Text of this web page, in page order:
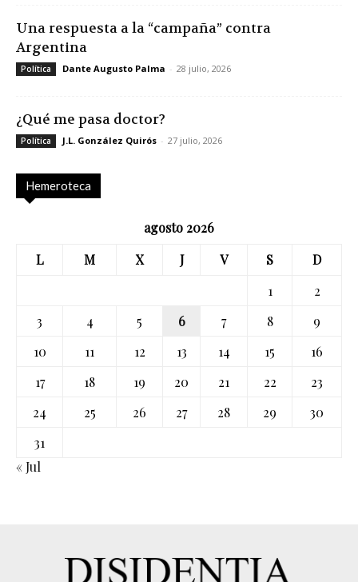
Una respuesta a la “campaña” contra
Argentina
Política Dante Augusto Palma - 28 julio, 2026
¿Qué me pasa doctor?
Política J.L. González Quirós - 27 julio, 2026
Hemeroteca
agosto 2026
L
M X J V S
D
1
2
3
4 5 6 7 8
9
10
11 12 13 14 15
16
17
18 19 20 21 22
23
24
25 26 27 28 29
30
31
« Jul